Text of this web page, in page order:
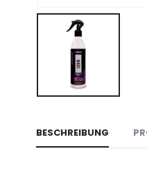
BESCHREIBUNG